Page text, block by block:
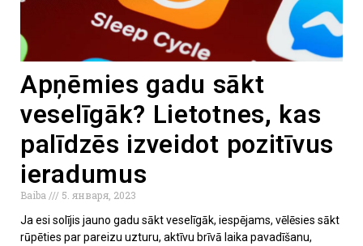
Apņēmies gadu sākt
veselīgāk? Lietotnes, kas
palīdzēs izveidot pozitīvus
ieradumus
Baiba
5. января, 2023
Ja esi solījis jauno gadu sākt veselīgāk, iespējams, vēlēsies sākt
rūpēties par pareizu uzturu, aktīvu brīvā laika pavadīšanu,